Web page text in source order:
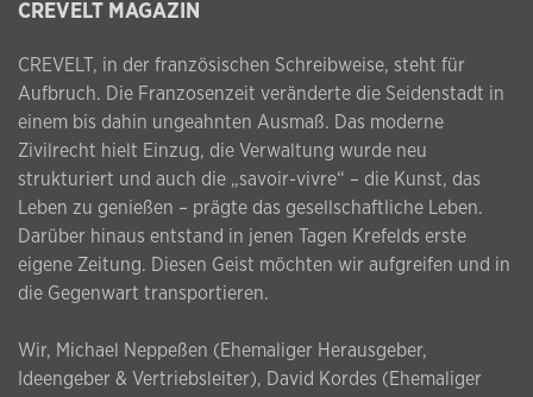
CREVELT MAGAZIN
CREVELT, in der französischen Schreibweise, steht für
Aufbruch. Die Franzosenzeit veränderte die Seidenstadt in
einem bis dahin ungeahnten Ausmaß. Das moderne
Zivilrecht hielt Einzug, die Verwaltung wurde neu
strukturiert und auch die „savoir-vivre“ – die Kunst, das
Leben zu genießen – prägte das gesellschaftliche Leben.
Darüber hinaus entstand in jenen Tagen Krefelds erste
eigene Zeitung. Diesen Geist möchten wir aufgreifen und in
die Gegenwart transportieren.
Wir, Michael Neppeßen (Ehemaliger Herausgeber,
Ideengeber & Vertriebsleiter), David Kordes (Ehemaliger